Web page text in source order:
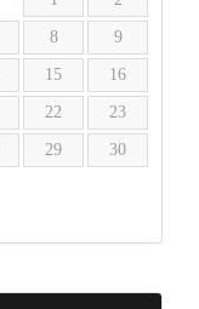
8 9
15 16
22 23
29 30